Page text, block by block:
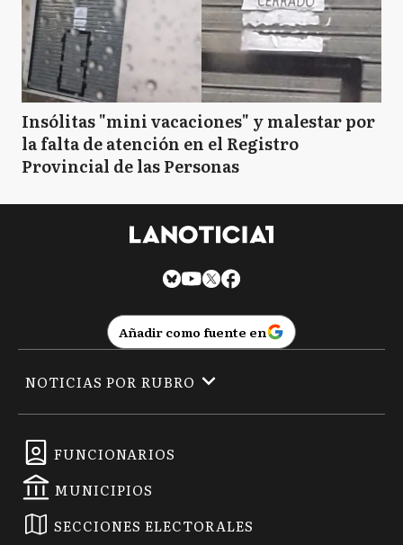
Insólitas "mini vacaciones" y malestar por
la falta de atención en el Registro
Provincial de las Personas
Añadir como fuente en
FUNCIONARIOS
MUNICIPIOS
SECCIONES ELECTORALES
NOTICIAS POR RUBRO